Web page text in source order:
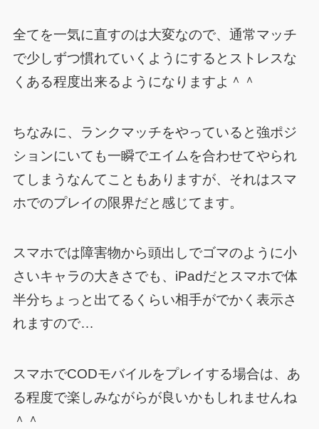
全てを一気に直すのは大変なので、通常マッチ
で少しずつ慣れていくようにするとストレスな
くある程度出来るようになりますよ＾＾
ちなみに、ランクマッチをやっていると強ポジ
ションにいても一瞬でエイムを合わせてやられ
てしまうなんてこともありますが、それはスマ
ホでのプレイの限界だと感じてます。
スマホでは障害物から頭出しでゴマのように小
さいキャラの大きさでも、iPadだとスマホで体
半分ちょっと出てるくらい相手がでかく表示さ
れますので…
スマホでCODモバイルをプレイする場合は、あ
る程度で楽しみながらが良いかもしれませんね
＾＾